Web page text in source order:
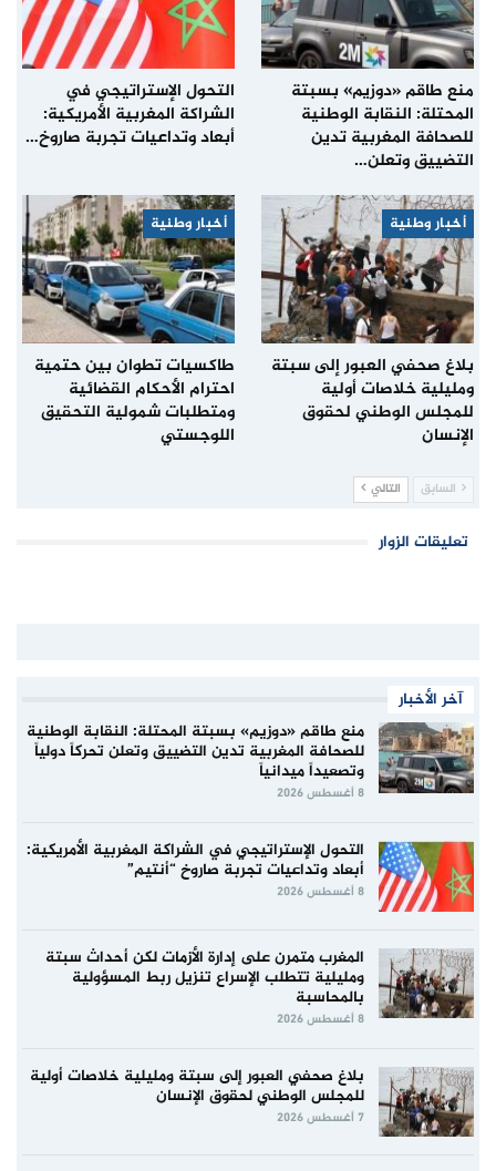
منع طاقم «دوزيم» بسبتة
المحتلة: النقابة الوطنية
للصحافة المغربية تدين
التضييق وتعلن…
التحول الإستراتيجي في
الشراكة المغربية الأمريكية:
أبعاد وتداعيات تجربة صاروخ…
أخبار وطنية
بلاغ صحفي العبور إلى سبتة
ومليلية خلاصات أولية
للمجلس الوطني لحقوق
الإنسان
أخبار وطنية
طاكسيات تطوان بين حتمية
احترام الأحكام القضائية
ومتطلبات شمولية التحقيق
اللوجستي
السابق التالي
تعليقات الزوار
آخر الأخبار
منع طاقم «دوزيم» بسبتة المحتلة: النقابة الوطنية
للصحافة المغربية تدين التضييق وتعلن تحركاً دولياً
وتصعيداً ميدانياً
8 أغسطس 2026
التحول الإستراتيجي في الشراكة المغربية الأمريكية:
أبعاد وتداعيات تجربة صاروخ “أنتيم”
8 أغسطس 2026
المغرب متمرن على إدارة الأزمات لكن أحداث سبتة
ومليلية تتطلب الإسراع تنزيل ربط المسؤولية
بالمحاسبة
8 أغسطس 2026
بلاغ صحفي العبور إلى سبتة ومليلية خلاصات أولية
للمجلس الوطني لحقوق الإنسان
7 أغسطس 2026